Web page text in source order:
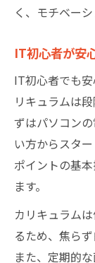
く、モチベー
IT初心者が安
IT初心者でも
リキュラムは
ずはパソコン
い方からスタ
ポイントの基
ます。
カリキュラム
るため、焦ら
また、定期的